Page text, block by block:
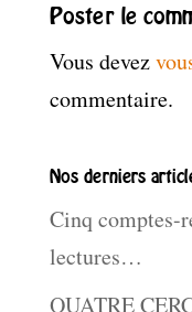
Poster le
Vous devez
commentaire.
Nos derniers
Cinq comptes-
lectures…
QUATRE